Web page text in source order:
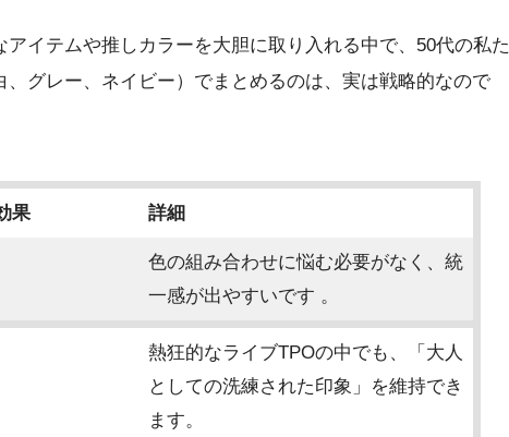
イテムや推しカラーを大胆に取り入れる中で、50代の私た
グレー、ネイビー）でまとめるのは、実は戦略的なので
果 詳細
色の組み合わせに悩む必要がなく、統
一感が出やすいです 。
熱狂的なライブTPOの中でも、「大人
としての洗練された印象」を維持でき
ます。